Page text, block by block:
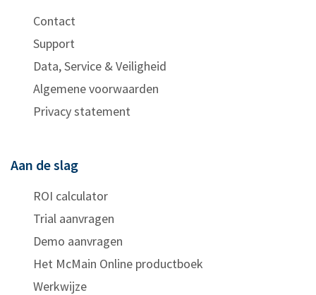
Contact
Support
Data, Service & Veiligheid
Algemene voorwaarden
Privacy statement
Aan de slag
ROI calculator
Trial aanvragen
Demo aanvragen
Het McMain Online productboek
Werkwijze